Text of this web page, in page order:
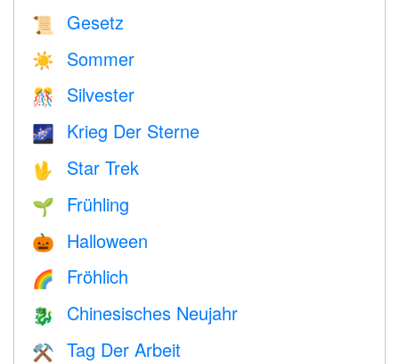
📜 Gesetz
☀️ Sommer
🎊 Silvester
🌌 Krieg Der Sterne
🖖 Star Trek
🌱 Frühling
🎃 Halloween
🌈 Fröhlich
🐉 Chinesisches Neujahr
⚒️ Tag Der Arbeit